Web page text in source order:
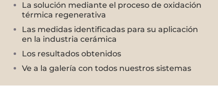
La solución mediante el proceso de oxidación
térmica regenerativa
Las medidas identificadas para su aplicación
en la industria cerámica
Los resultados obtenidos
Ve a la galería con todos nuestros sistemas